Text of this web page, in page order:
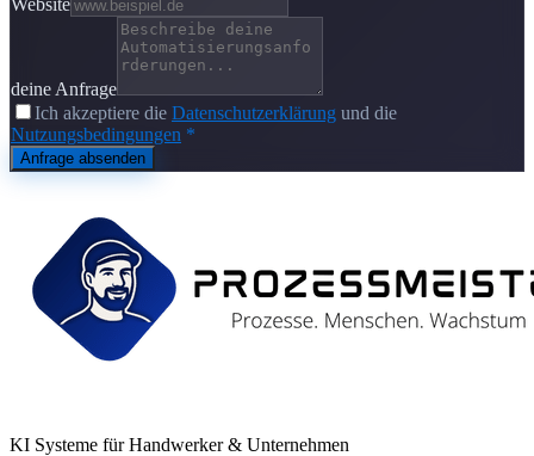
Website
deine Anfrage
Ich akzeptiere die Datenschutzerklärung und die
Nutzungsbedingungen *
Anfrage absenden
KI Systeme für Handwerker & Unternehmen